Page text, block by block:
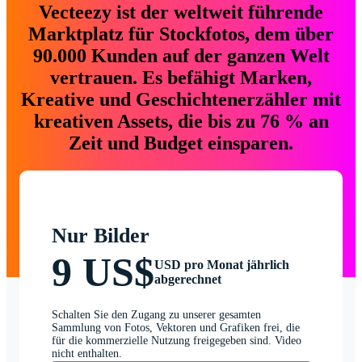
Vecteezy ist der weltweit führende
Marktplatz für Stockfotos, dem über
90.000 Kunden auf der ganzen Welt
vertrauen. Es befähigt Marken,
Kreative und Geschichtenerzähler mit
kreativen Assets, die bis zu 76 % an
Zeit und Budget einsparen.
Nur Bilder
9 US$USD pro Monat jährlich
abgerechnet
Schalten Sie den Zugang zu unserer gesamten
Sammlung von Fotos, Vektoren und Grafiken frei, die
für die kommerzielle Nutzung freigegeben sind. Video
nicht enthalten.